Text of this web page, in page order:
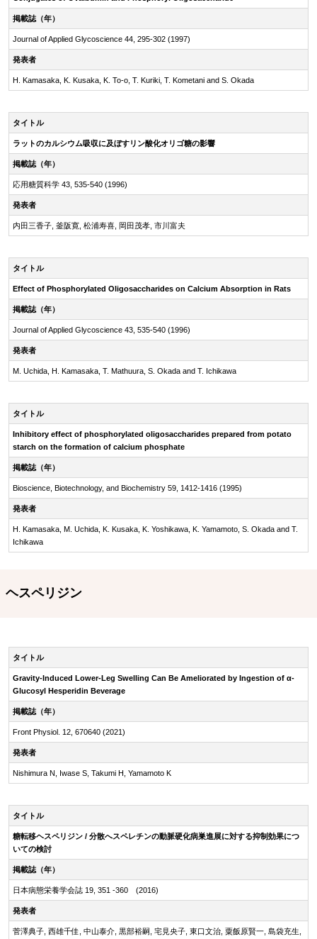
掲載誌（年）
Journal of Applied Glycoscience 44, 295-302 (1997)
発表者
H. Kamasaka, K. Kusaka, K. To-o, T. Kuriki, T. Kometani and S. Okada
タイトル
ラットのカルシウム吸収に及ぼすリン酸化オリゴ糖の影響
掲載誌（年）
応用糖質科学 43, 535-540 (1996)
発表者
内田三香子, 釜阪寛, 松浦寿喜, 岡田茂孝, 市川富夫
タイトル
Effect of Phosphorylated Oligosaccharides on Calcium Absorption in Rats
掲載誌（年）
Journal of Applied Glycoscience 43, 535-540 (1996)
発表者
M. Uchida, H. Kamasaka, T. Mathuura, S. Okada and T. Ichikawa
タイトル
Inhibitory effect of phosphorylated oligosaccharides prepared from potato
starch on the formation of calcium phosphate
掲載誌（年）
Bioscience, Biotechnology, and Biochemistry 59, 1412-1416 (1995)
発表者
H. Kamasaka, M. Uchida, K. Kusaka, K. Yoshikawa, K. Yamamoto, S. Okada and T.
Ichikawa
ヘスペリジン
タイトル
Gravity-Induced Lower-Leg Swelling Can Be Ameliorated by Ingestion of α-
Glucosyl Hesperidin Beverage
掲載誌（年）
Front Physiol. 12, 670640 (2021)
発表者
Nishimura N, Iwase S, Takumi H, Yamamoto K
タイトル
糖転移ヘスペリジン / 分散へスペレチンの動脈硬化病巣進展に対する抑制効果につ
いての検討
掲載誌（年）
日本病態栄養学会誌 19, 351 -360 (2016)
発表者
菅澤典子, 西雄千佳, 中山泰介, 黒部裕嗣, 宅見央子, 東口文治, 粟飯原賢一, 島袋充生,